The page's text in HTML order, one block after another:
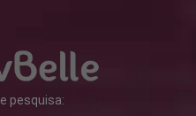
pesquisa: